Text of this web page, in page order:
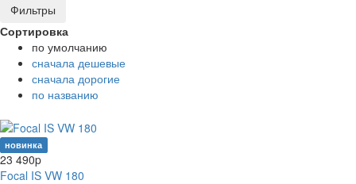
Фильтры
Сортировка
по умолчанию
сначала дешевые
сначала дорогие
по названию
новинка
23 490p
Focal IS VW 180